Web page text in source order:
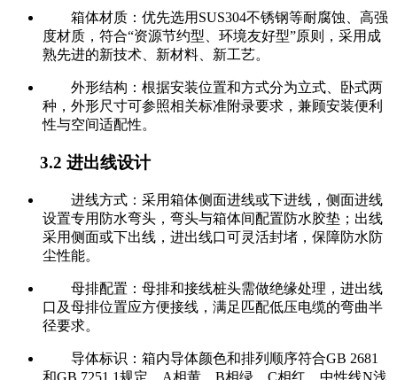
箱体材质：优先选用SUS304不锈钢等耐腐蚀、高强
度材质，符合“资源节约型、环境友好型”原则，采用成
熟先进的新技术、新材料、新工艺。
外形结构：根据安装位置和方式分为立式、卧式两
种，外形尺寸可参照相关标准附录要求，兼顾安装便利
性与空间适配性。
3.2 进出线设计
进线方式：采用箱体侧面进线或下进线，侧面进线
设置专用防水弯头，弯头与箱体间配置防水胶垫；出线
采用侧面或下出线，进出线口可灵活封堵，保障防水防
尘性能。
母排配置：母排和接线桩头需做绝缘处理，进出线
口及母排位置应方便接线，满足匹配低压电缆的弯曲半
径要求。
导体标识：箱内导体颜色和排列顺序符合GB 2681
和GB 7251.1规定，A相黄、B相绿、C相红，中性线N浅